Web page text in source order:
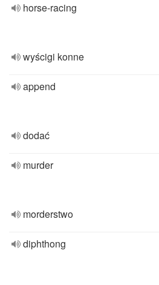
horse-racing
wyścigi konne
append
dodać
murder
morderstwo
diphthong